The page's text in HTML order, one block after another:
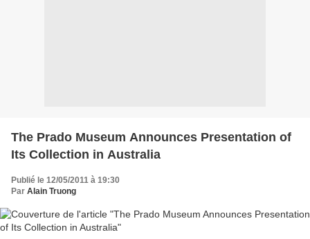
The Prado Museum Announces Presentation of
Its Collection in Australia
Publié le 12/05/2011 à 19:30
Par Alain Truong